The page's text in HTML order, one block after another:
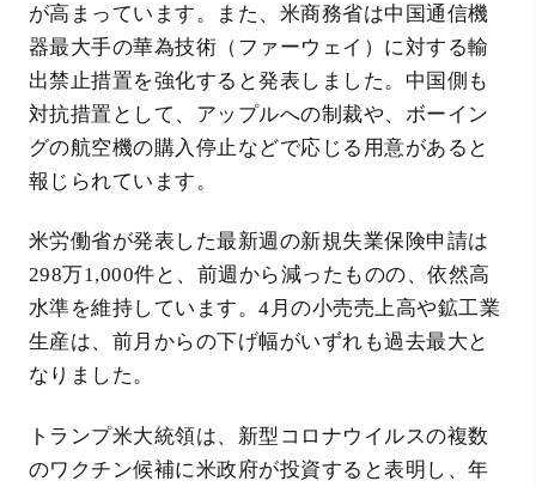
が高まっています。また、米商務省は中国通信機
器最大手の華為技術（ファーウェイ）に対する輸
出禁止措置を強化すると発表しました。中国側も
対抗措置として、アップルへの制裁や、ボーイン
グの航空機の購入停止などで応じる用意があると
報じられています。
米労働省が発表した最新週の新規失業保険申請は
298万1,000件と、前週から減ったものの、依然高
水準を維持しています。4月の小売売上高や鉱工業
生産は、前月からの下げ幅がいずれも過去最大と
なりました。
トランプ米大統領は、新型コロナウイルスの複数
のワクチン候補に米政府が投資すると表明し、年